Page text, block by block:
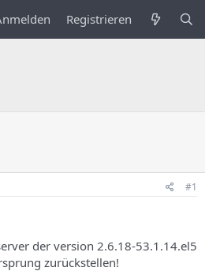
Registrieren
#1
der version 2.6.18-53.1.14.el5
zurückstellen!